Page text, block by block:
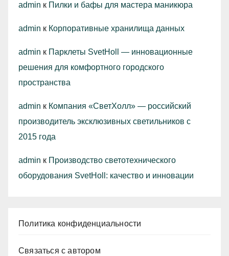
admin к Пилки и бафы для мастера маникюра
admin к Корпоративные хранилища данных
admin к Парклеты SvetHoll — инновационные
решения для комфортного городского
пространства
admin к Компания «СветХолл» — российский
производитель эксклюзивных светильников с
2015 года
admin к Производство светотехнического
оборудования SvetHoll: качество и инновации
Политика конфиденциальности
Связаться с автором